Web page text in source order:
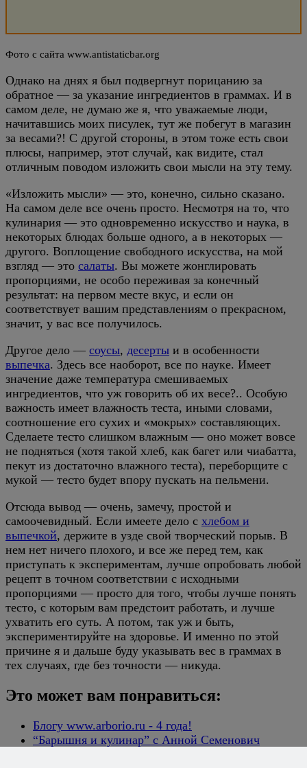
Фото с сайта www.antistaticbar.org
Однако на днях я был подвергнут порицанию за
обратное — за указание ингредиентов в граммах. И в
самом деле, не думаю же я, что уважаемые люди,
начитавшись моих писулек, тут же побегут в магазин
за весами?! С другой стороны, в этом тоже есть свои
плюсы, например, этот случай, как видите, стал
отличным поводом изложить свои мысли на эту тему.
«Изложить мысли» — это, конечно, сильно сказано.
На самом деле все очень просто. Несмотря на то, что
кулинария — это одновременно искусство и наука, в
некоторых блюдах больше одного, а в некоторых —
другого. Воплощение свободного искусства, на мой
взгляд — это салаты. Вы можете жонглировать
пропорциями, не особо переживая за конечный
результат: на первом месте вкус, и если он
соответствует вашим представлениям о прекрасном,
значит, у вас все получилось.
Другое дело — соусы, десерты и в особенности
выпечка. Здесь все наоборот, все по науке. Имеет
значение даже температура смешиваемых
ингредиентов, что уж говорить об их весе?.. Особую
важность имеет влажность теста, иными словами,
соотношение его сухих и «мокрых» составляющих.
Сделаете тесто слишком влажным — оно может вовсе
не подняться (хотя такой хлеб, как багет или чиабатта,
пекут из достаточно влажного теста), переборщите с
мукой — тесто будет впору пускать на пельмени.
Отсюда вывод — очень, замечу, простой и
самоочевидный. Если имеете дело с хлебом и
выпечкой, держите в узде свой творческий порыв. В
нем нет ничего плохого, и все же перед тем, как
приступать к экспериментам, лучше опробовать любой
рецепт в точном соответствии с исходными
пропорциями — просто для того, чтобы лучше понять
тесто, с которым вам предстоит работать, и лучше
ухватить его суть. А потом, так уж и быть,
экспериментируйте на здоровье. И именно по этой
причине я и дальше буду указывать вес в граммах в
тех случаях, где без точности — никуда.
Это может вам понравиться:
Блогу www.arborio.ru - 4 года!
“Барышня и кулинар” с Анной Семенович